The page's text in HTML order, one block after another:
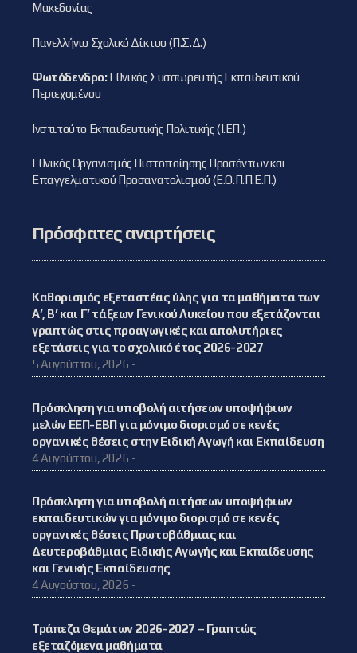
Μακεδονίας
Πανελλήνιο Σχολικό Δίκτυο (Π.Σ.Δ.)
Φωτόδενδρο:Εθνικός Συσσωρευτής Εκπαιδευτικού
Περιεχομένου
Ινστιτούτο Εκπαιδευτικής Πολιτικής (Ι.ΕΠ.)
Εθνικός Οργανισμός Πιστοποίησης Προσόντων και
Επαγγελματικού Προσανατολισμού (Ε.Ο.Π.Π.Ε.Π.)
Πρόσφατες αναρτήσεις
Καθορισμός εξεταστέας ύλης για τα μαθήματα των
Α’, Β’ και Γ’ τάξεων Γενικού Λυκείου που εξετάζονται
γραπτώς στις προαγωγικές και απολυτήριες
εξετάσεις για το σχολικό έτος 2026-2027
5 Αυγούστου, 2026 -
Πρόσκληση για υποβολή αιτήσεων υποψήφιων
μελών ΕΕΠ-ΕΒΠ για μόνιμο διορισμό σε κενές
οργανικές θέσεις στην Ειδική Αγωγή και Εκπαίδευση
4 Αυγούστου, 2026 -
Πρόσκληση για υποβολή αιτήσεων υποψήφιων
εκπαιδευτικών για μόνιμο διορισμό σε κενές
οργανικές θέσεις Πρωτοβάθμιας και
Δευτεροβάθμιας Ειδικής Αγωγής και Εκπαίδευσης
και Γενικής Εκπαίδευσης
4 Αυγούστου, 2026 -
Τράπεζα Θεμάτων 2026-2027 – Γραπτώς
εξεταζόμενα μαθήματα